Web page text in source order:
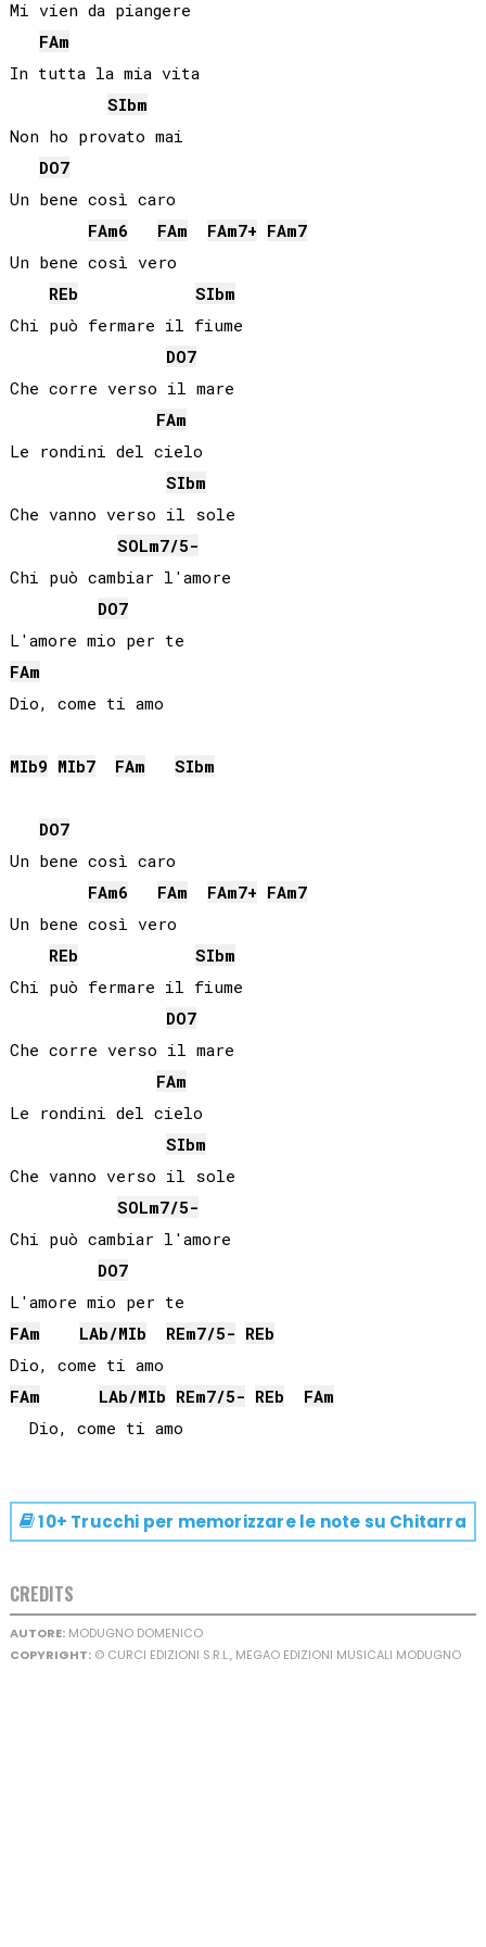
Mi vien da piangere
FAm
In tutta la mia vita
SIbm
Non ho provato mai
DO7
Un bene così caro
FAm6 FAm FAm7+ FAm7
Un bene così vero
REb
SIbm
Chi può fermare il fiume
DO7
Che corre verso il mare
FAm
Le rondini del cielo
SIbm
Che vanno verso il sole
SOLm7/5-
Chi può cambiar l'amore
DO7
FAm
Dio, come ti amo
MIb9 MIb7 FAm SIbm
DO7
Un bene così caro
FAm6 FAm FAm7+ FAm7
Un bene così vero
REb
SIbm
Chi può fermare il fiume
DO7
Che corre verso il mare
FAm
Le rondini del cielo
SIbm
Che vanno verso il sole
SOLm7/5-
Chi può cambiar l'amore
DO7
FAm LAb/MIb REm7/5- REb
FAm LAb/MIb REm7/5- REb FAm
10+ Trucchi per memorizzare le note su Chitarra
CREDITS
AUTORE:MODUGNO DOMENICO
COPYRIGHT:© CURCI EDIZIONI S.R.L., MEGAO EDIZIONI MUSICALI MODUGNO